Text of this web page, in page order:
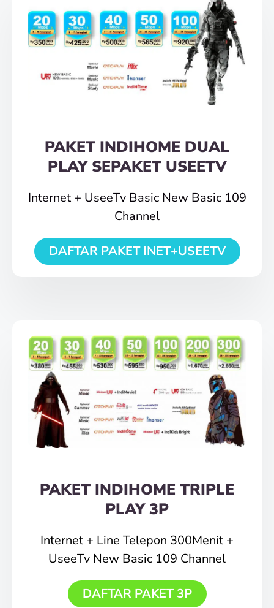
PAKET INDIHOME DUAL
PLAY SEPAKET USEETV
Internet + UseeTv Basic New Basic 109
Channel
DAFTAR PAKET INET+USEETV
PAKET INDIHOME TRIPLE
PLAY 3P
Internet + Line Telepon 300Menit +
UseeTv New Basic 109 Channel
DAFTAR PAKET 3P